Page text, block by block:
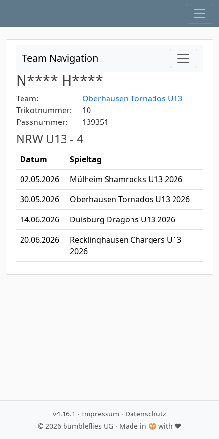
Team Navigation
N**** H****
Team:
Oberhausen Tornados U13
Trikotnummer:
10
Passnummer:
139351
NRW U13 - 4
Datum
Spieltag
02.05.2026
Mülheim Shamrocks U13 2026
30.05.2026
Oberhausen Tornados U13 2026
14.06.2026
Duisburg Dragons U13 2026
20.06.2026
Recklinghausen Chargers U13
2026
v4.16.1 · Impressum · Datenschutz
© 2026 bumbleflies UG · Made in 🥨 with ♥️